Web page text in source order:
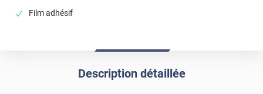
Film adhésif
Description détaillée